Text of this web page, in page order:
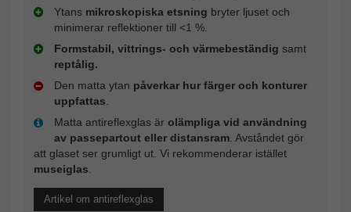
Ytans mikroskopiska etsning bryter ljuset och
minimerar reflektioner till <1 %.
Formstabil, vittrings- och värmebeständig samt
reptålig.
Den matta ytan påverkar hur färger och konturer
uppfattas
Matta antireflexglas är olämpliga vid användning
av passepartout eller distansram . Avståndet gör
att glaset ser grumligt ut. Vi rekommenderar istället
museiglas
Artikel om antireflexglas